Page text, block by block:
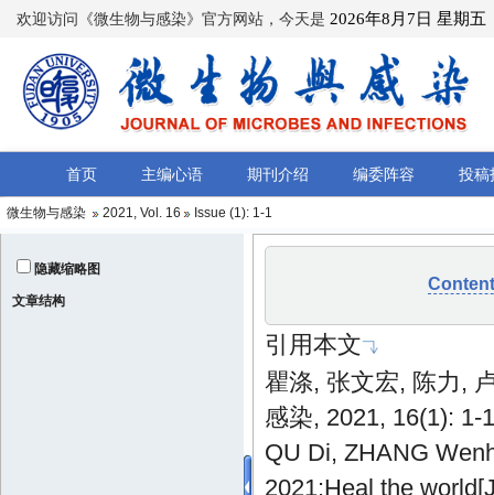
微生物与感染 2021, Vol. 16 Issue (1): 1-1
隐藏缩略图
文章结构
引用本文
瞿涤, 张文宏, 陈力,
感染, 2021, 16(1): 1-
QU Di, ZHANG
2021:Heal the